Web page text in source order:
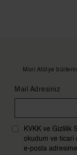
Mori Atölye
Mail Adresiniz
KVKK ve Gizlilik
okudum ve ticari
e-posta